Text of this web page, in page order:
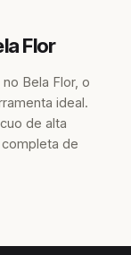
Flor
Bela Flor, o
ideal.
de alta
de